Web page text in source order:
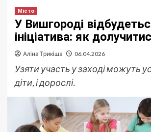
Місто
У Вишгороді
ініціатива: як
Аліна Трикіша 06.04.2026
Узяти участь у заході можуть
діти, і дорослі.